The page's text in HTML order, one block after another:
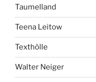
Taumelland
Teena Leitow
Texthölle
Walter Neiger